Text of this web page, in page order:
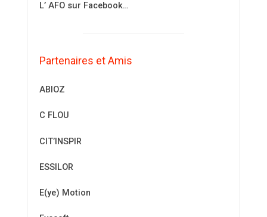
L’ AFO sur Facebook…
Partenaires et Amis
ABIOZ
C FLOU
CIT’INSPIR
ESSILOR
E(ye) Motion